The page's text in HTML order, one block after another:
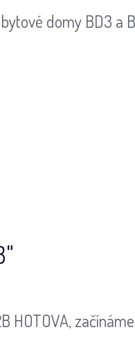
domy BD3 a
HOTOVA,